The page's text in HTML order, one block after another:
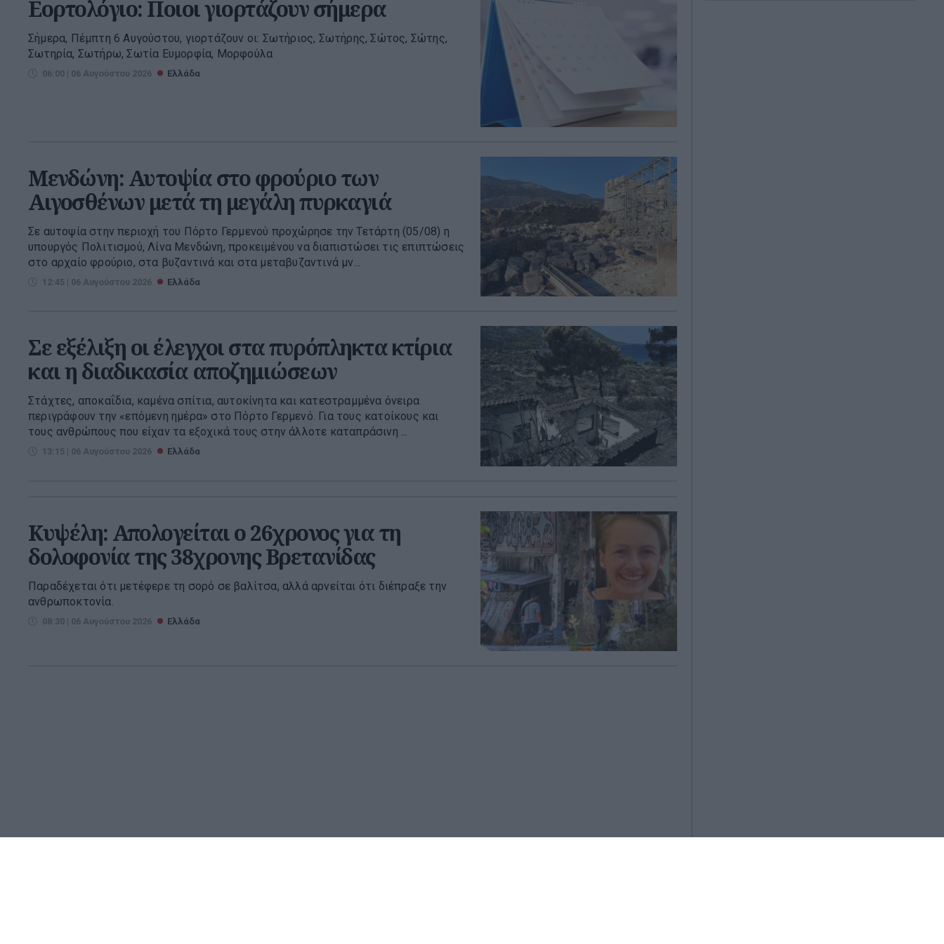
Εορτολόγιο: Ποιοι γιορτάζουν σήμερα
Σήμερα, Πέμπτη 6 Αυγούστου, γιορτάζουν οι: Σωτήριος, Σωτήρης, Σώτος, Σώτης,
Σωτηρία, Σωτήρω, Σωτία Ευμορφία, Μορφούλα
06:00 | 06 Αυγούστου 2026 Ελλάδα
Μενδώνη: Αυτοψία στο φρούριο των
Αιγοσθένων μετά τη μεγάλη πυρκαγιά
Σε αυτοψία στην περιοχή του Πόρτο Γερμενού προχώρησε την Τετάρτη (05/08) η
υπουργός Πολιτισμού, Λίνα Μενδώνη, προκειμένου να διαπιστώσει τις επιπτώσεις
στο αρχαίο φρούριο, στα βυζαντινά και στα μεταβυζαντινά μν...
12:45 | 06 Αυγούστου 2026 Ελλάδα
Σε εξέλιξη οι έλεγχοι στα πυρόπληκτα κτίρια
και η διαδικασία αποζημιώσεων
Στάχτες, αποκαΐδια, καμένα σπίτια, αυτοκίνητα και κατεστραμμένα όνειρα
περιγράφουν την «επόμενη ημέρα» στο Πόρτο Γερμενό. Για τους κατοίκους και
τους ανθρώπους που είχαν τα εξοχικά τους στην άλλοτε καταπράσινη ...
13:15 | 06 Αυγούστου 2026 Ελλάδα
Κυψέλη: Απολογείται ο 26χρονος για τη
δολοφονία της 38χρονης Βρετανίδας
Παραδέχεται ότι μετέφερε τη σορό σε βαλίτσα, αλλά αρνείται ότι διέπραξε την
ανθρωποκτονία.
08:30 | 06 Αυγούστου 2026 Ελλάδα